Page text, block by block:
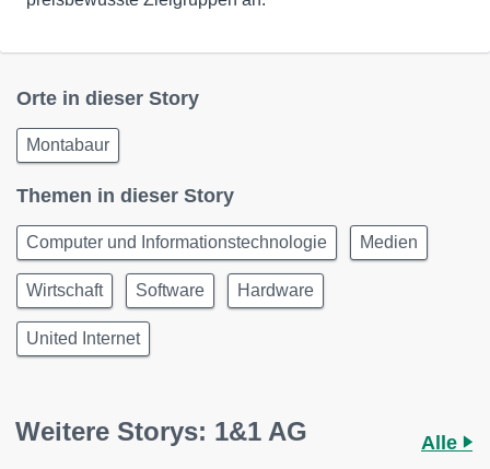
Orte in dieser Story
Montabaur
Themen in dieser Story
Computer und Informationstechnologie Medien
Wirtschaft Software Hardware
United Internet
Weitere Storys: 1&1 AG Alle